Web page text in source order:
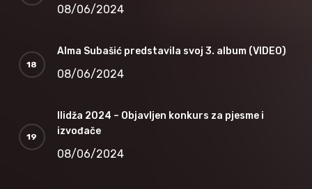
08/06/2024
Alma Subašić predstavila svoj 3. album (VIDEO)
08/06/2024
Ilidža 2024 – Objavljen konkurs za pjesme i
izvođače
08/06/2024